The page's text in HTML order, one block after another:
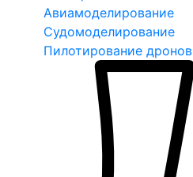
Авиамоделирование
Судомоделирование
Пилотирование дронов